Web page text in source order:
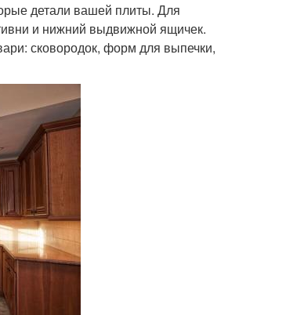
детали вашей плиты. Для
и нижний выдвижной ящичек.
сковородок, форм для выпечки,